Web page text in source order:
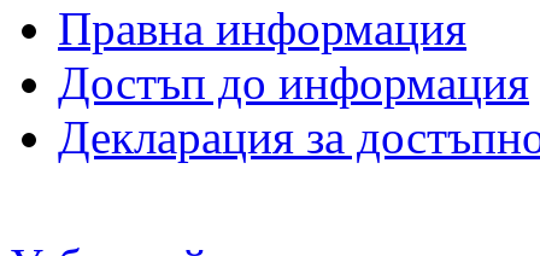
Правна информация
Достъп до информация
Декларация за